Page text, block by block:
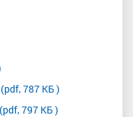
787 КБ )
797 КБ )